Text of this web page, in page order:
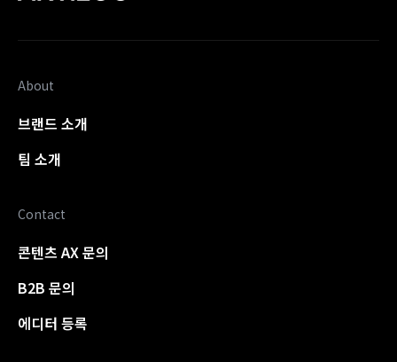
About
브랜드 소개
팀 소개
Contact
콘텐츠 AX 문의
B2B 문의
에디터 등록